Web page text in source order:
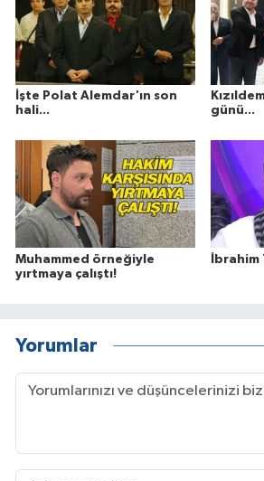
İşte Polat Alemdar'ın son
hali...
günü...
Muhammed örneğiyle
yırtmaya çalıştı!
İbrahim
Yorumlar